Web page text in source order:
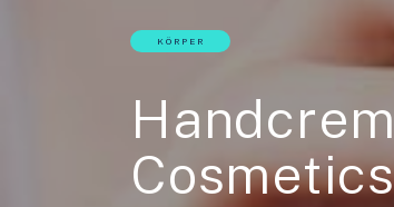
KÖRPER
Cosmetics